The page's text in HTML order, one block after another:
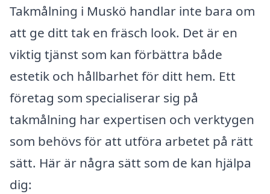
Takmålning i Muskö handlar inte bara om
att ge ditt tak en fräsch look. Det är en
viktig tjänst som kan förbättra både
estetik och hållbarhet för ditt hem. Ett
företag som specialiserar sig på
takmålning har expertisen och verktygen
som behövs för att utföra arbetet på rätt
sätt. Här är några sätt som de kan hjälpa
dig: